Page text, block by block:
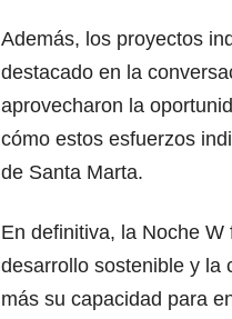
Además, los proyectos
destacado en la
aprovecharon la
cómo estos esfuerzos
de Santa Marta.
En definitiva, la Noche
desarrollo sostenible y la
más su capacidad para